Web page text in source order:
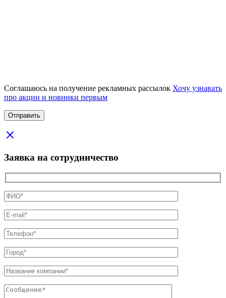
Соглашаюсь на получение рекламных рассылок Хочу узнавать
про акции и новинки первым
Заявка на сотрудничество